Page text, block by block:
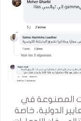
المصنوعة في
الدولية، خاصة